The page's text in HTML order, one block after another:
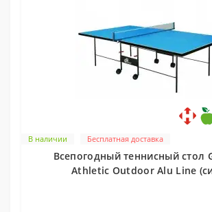
В наличии Бесплатная доставка
Всепогодный теннисный стол
Athletic Outdoor Alu Line